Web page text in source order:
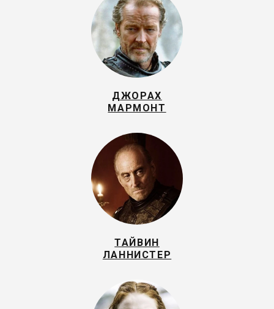
ДЖОРАХ
МАРМОНТ
ТАЙВИН
ЛАННИСТЕР